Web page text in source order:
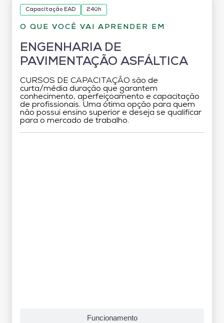
Capacitação EAD 240h
O QUE VOCÊ VAI APRENDER EM
ENGENHARIA DE
PAVIMENTAÇÃO ASFÁLTICA
CURSOS DE CAPACITAÇÃO são de
curta/média duração que garantem
conhecimento, aperfeiçoamento e capacitação
de profissionais. Uma ótima opção para quem
não possui ensino superior e deseja se qualificar
para o mercado de trabalho.
Funcionamento